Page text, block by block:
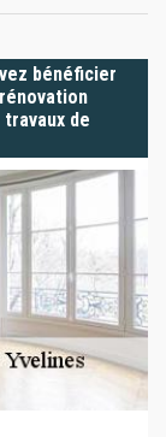
bénéficier
de